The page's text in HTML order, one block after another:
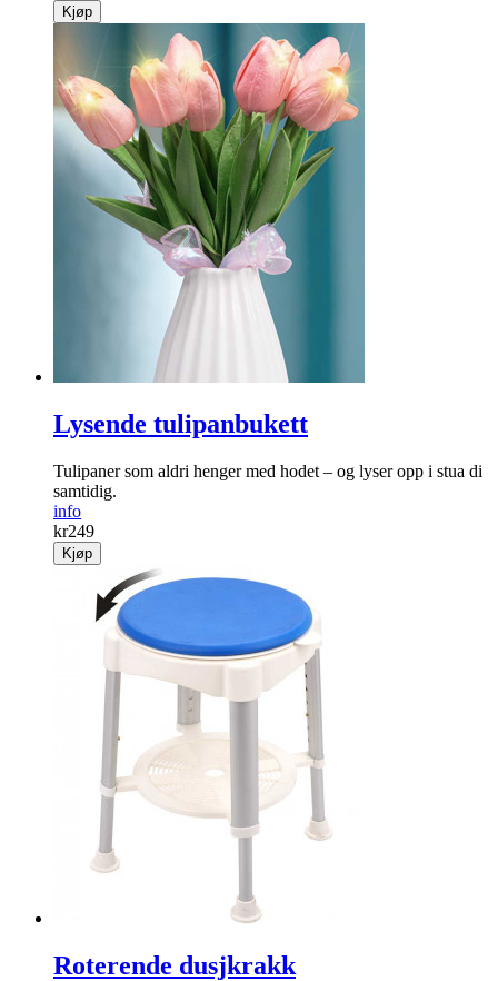
Kjøp
Lysende tulipanbukett
Tulipaner som aldri henger med hodet – og lyser opp i stua di
samtidig.
info
kr249
Kjøp
Roterende dusjkrakk